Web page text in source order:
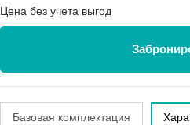
Цена без учета выгод
Базовая комплектация